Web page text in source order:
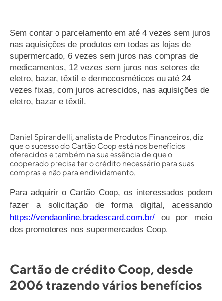
Sem contar o parcelamento em até 4 vezes sem juros
nas aquisições de produtos em todas as lojas de
supermercado, 6 vezes sem juros nas compras de
medicamentos, 12 vezes sem juros nos setores de
eletro, bazar, têxtil e dermocosméticos ou até 24
vezes fixas, com juros acrescidos, nas aquisições de
eletro, bazar e têxtil.
Daniel Spirandelli, analista de Produtos Financeiros, diz
que o sucesso do Cartão Coop está nos benefícios
oferecidos e também na sua essência de que o
cooperado precisa ter o crédito necessário para suas
compras e não para endividamento.
Para adquirir o Cartão Coop, os interessados podem
fazer a solicitação de forma digital, acessando
https://vendaonline.bradescard.com.br/ ou por meio
dos promotores nos supermercados Coop.
Cartão de crédito Coop, desde
2006 trazendo vários benefícios